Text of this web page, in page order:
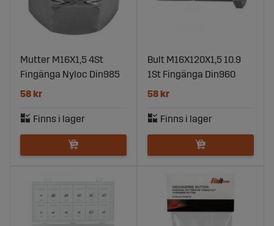
Mutter M16X1,5 4St
Fingänga Nyloc Din985
58 kr
Bult M16X120X1,5 10.9
1St Fingänga Din960
58 kr